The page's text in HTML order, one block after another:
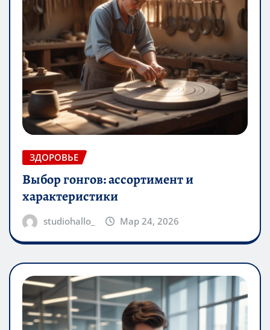
ЗДОРОВЬЕ
Выбор гонгов: ассортимент и
характеристики
studiohallo_ Мар 24, 2026